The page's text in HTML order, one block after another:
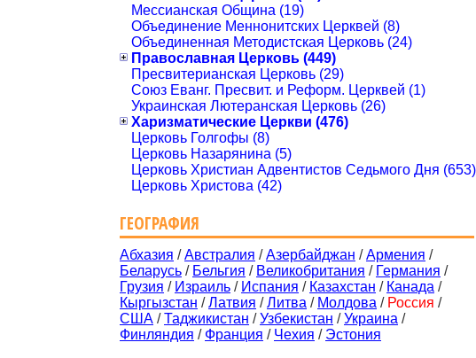
Мессианская Община (19)
Объединение Меннонитских Церквей (8)
Объединенная Методистская Церковь (24)
Православная Церковь (449)
Пресвитерианская Церковь (29)
Союз Еванг. Пресвит. и Реформ. Церквей (1)
Украинская Лютеранская Церковь (26)
Харизматические Церкви (476)
Церковь Голгофы (8)
Церковь Назарянина (5)
Церковь Христиан Адвентистов Седьмого Дня (653)
Церковь Христова (42)
ГЕОГРАФИЯ
Абхазия /Австралия /Азербайджан /Армения /
Беларусь / Бельгия / Великобритания / Германия /
Грузия / Израиль / Испания / Казахстан / Канада /
Кыргызстан /Латвия /Литва / Молдова / Россия /
США /Таджикистан /Узбекистан /Украина /
Финляндия / Франция / Чехия / Эстония